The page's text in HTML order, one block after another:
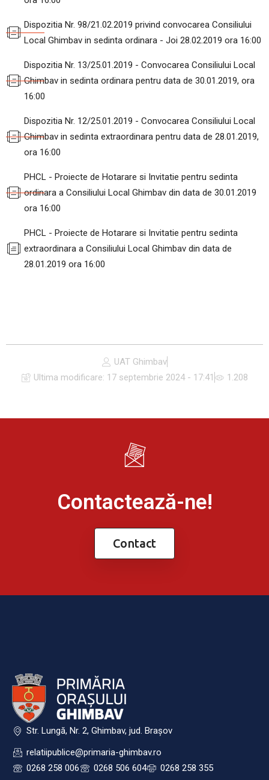
Dispozitia Nr. 98/21.02.2019 privind convocarea Consiliului
Local Ghimbav in sedinta ordinara - Joi 28.02.2019 ora 16:00
Dispozitia Nr. 13/25.01.2019 - Convocarea Consiliului Local
Ghimbav in sedinta ordinara pentru data de 30.01.2019, ora
16:00
Dispozitia Nr. 12/25.01.2019 - Convocarea Consiliului Local
Ghimbav in sedinta extraordinara pentru data de 28.01.2019,
ora 16:00
PHCL - Proiecte de Hotarare si Invitatie pentru sedinta
ordinara a Consiliului Local Ghimbav din data de 30.01.2019
ora 16:00
PHCL - Proiecte de Hotarare si Invitatie pentru sedinta
extraordinara a Consiliului Local Ghimbav din data de
28.01.2019 ora 16:00
UAT Ghimbav
Ultima modificare: 17 septembrie 2024 - 17:41 1.208
Contactează-ne!
Contact
Str. Lungă, Nr. 2, Ghimbav, jud. Brașov
relatiipublice@primaria-ghimbav.ro
0268 258 006
0268 506 604 0268 258 355